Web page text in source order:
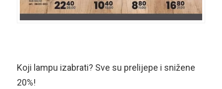
Koji lampu izabrati? Sve su prelijepe i snižene
20%!